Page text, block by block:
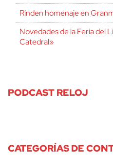
Rinden homenaje en
Novedades de la Feria del
Catedral»
PODCAST RELOJ
CATEGORÍAS DE